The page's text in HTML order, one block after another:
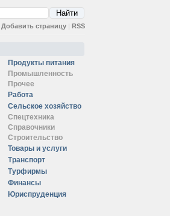
Добавить страницу | RSS
Продукты питания
Промышленность
Прочее
Работа
Сельское хозяйство
Спецтехника
Справочники
Строительство
Товары и услуги
Транспорт
Турфирмы
Финансы
Юриспруденция